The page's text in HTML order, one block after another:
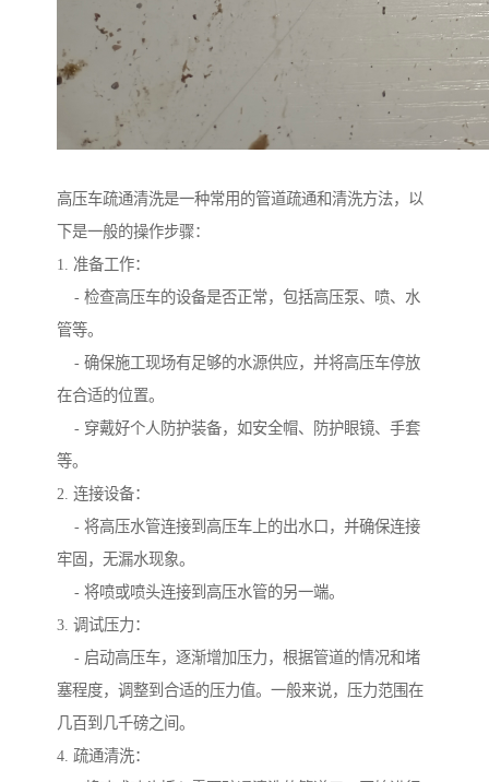
高压车疏通清洗是一种常用的管道疏通和清洗方法，以
下是一般的操作步骤：
1. 准备工作：
- 检查高压车的设备是否正常，包括高压泵、喷、水
管等。
- 确保施工现场有足够的水源供应，并将高压车停放
在合适的位置。
- 穿戴好个人防护装备，如安全帽、防护眼镜、手套
等。
2. 连接设备：
- 将高压水管连接到高压车上的出水口，并确保连接
牢固，无漏水现象。
- 将喷或喷头连接到高压水管的另一端。
3. 调试压力：
- 启动高压车，逐渐增加压力，根据管道的情况和堵
塞程度，调整到合适的压力值。一般来说，压力范围在
几百到几千磅之间。
4. 疏通清洗：